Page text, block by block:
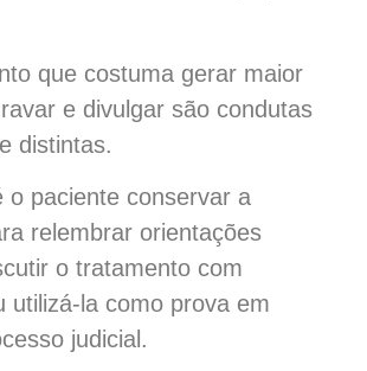
que costuma gerar maior
e divulgar são condutas
distintas.
o paciente conservar a
relembrar orientações
o tratamento com
utilizá-la como prova em
judicial.